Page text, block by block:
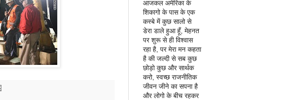
आजकल अमेरिका के
शिकागो के पास के एक
कस्बे में कुछ सालो से
डेरा डाले हुआ हूँ, मेहनत
पर शुरू से ही विश्वास
रहा है, पर मेरा मन कहता
है की जल्दी से सब कुछ
छोड़ो कुछ और सार्थक
करो, स्वच्छ राजनीतिक
जीवन जीने का सपना है
और लोगो के बीच रहकर